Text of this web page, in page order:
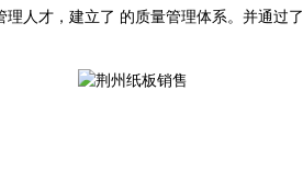
人才，建立了 的质量管理体系。 并通过了